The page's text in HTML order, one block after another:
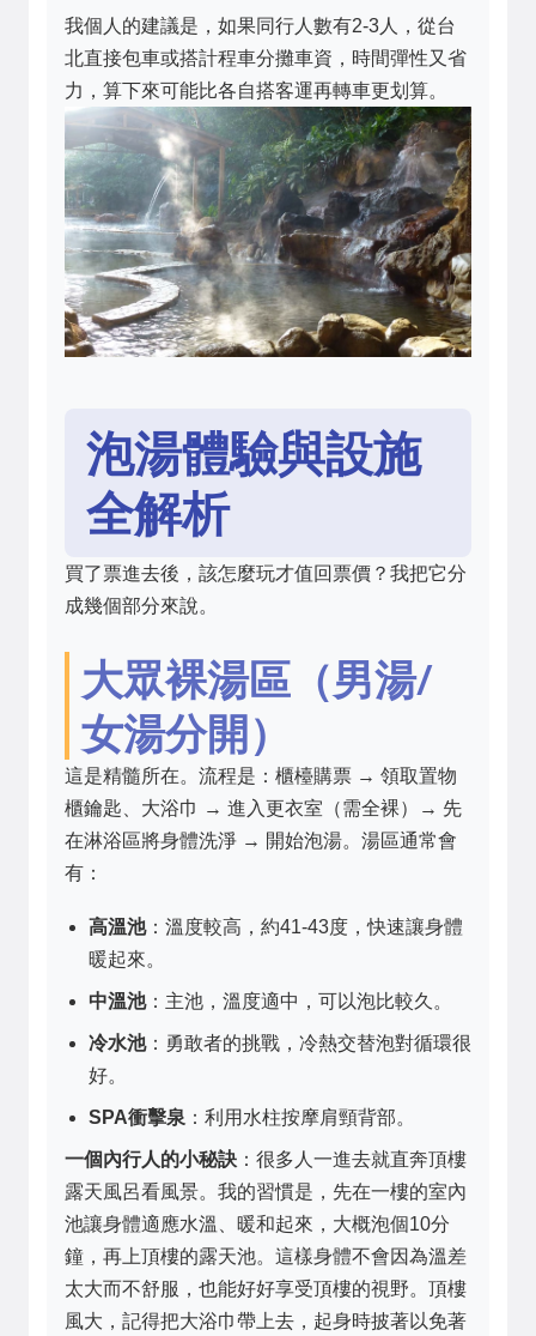
我個人的建議是，如果同行人數有2-3人，從台
北直接包車或搭計程車分攤車資，時間彈性又省
力，算下來可能比各自搭客運再轉車更划算。
泡湯體驗與設施
全解析
買了票進去後，該怎麼玩才值回票價？我把它分
成幾個部分來說。
大眾裸湯區（男湯/
女湯分開）
這是精髓所在。流程是：櫃檯購票 → 領取置物
櫃鑰匙、大浴巾 → 進入更衣室（需全裸）→ 先
在淋浴區將身體洗淨 → 開始泡湯。湯區通常會
有：
高溫池：溫度較高，約41-43度，快速讓身體
暖起來。
中溫池：主池，溫度適中，可以泡比較久。
冷水池：勇敢者的挑戰，冷熱交替泡對循環很
好。
SPA衝擊泉 ：利用水柱按摩肩頸背部。
一個內行人的小秘訣 ：很多人一進去就直奔頂樓
露天風呂看風景。我的習慣是，先在一樓的室內
池讓身體適應水溫、暖和起來，大概泡個10分
鐘，再上頂樓的露天池。這樣身體不會因為溫差
太大而不舒服，也能好好享受頂樓的視野。頂樓
風大，記得把大浴巾帶上去，起身時披著以免著